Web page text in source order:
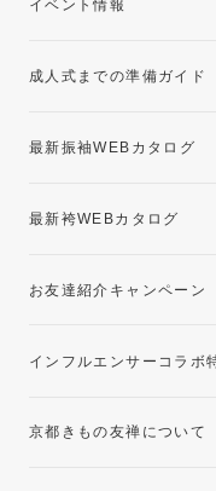
イベント情報
成人式までの準備ガイド
最新振袖WEBカタログ
最新袴WEBカタログ
お友達紹介キャンペーン
インフルエンサーコラボ
京都きもの友禅について